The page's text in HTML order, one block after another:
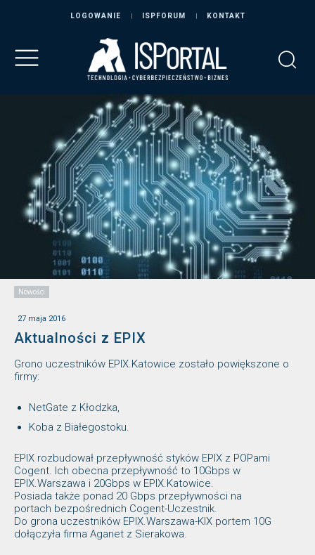
LOGOWANIE ISPFORUM KONTAKT
Nowości
27 maja 2016
Aktualności z EPIX
Grono uczestników EPIX.Katowice zostało powiększone o
firmy:
NetGate z Kłodzka,
Koba z Białegostoku.
EPIX rozbudował przepływność styków EPIX z POPami
Cogent. Ich obecna przepływność to 10Gbps w
EPIX.Warszawa i 20Gbps w EPIX.Katowice.
Posiada także ponad 20 Gbps przepływności na
portach bezpośrednich Cogent-Uczestnik.
Do grona uczestników EPIX.Warszawa-KIX portem 10G
dołączyła firma Aganet z Sierakowa.